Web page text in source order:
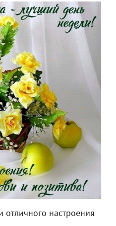
настроения